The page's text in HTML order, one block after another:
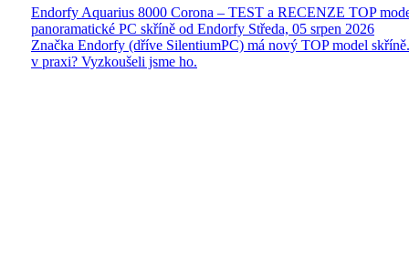
Endorfy Aquarius 8000 Corona – TEST a RECENZE TOP
panoramatické PC skříně od Endorfy Středa, 05 srpen 2026
Značka Endorfy (dříve SilentiumPC) má nový TOP model
v praxi? Vyzkoušeli jsme ho.